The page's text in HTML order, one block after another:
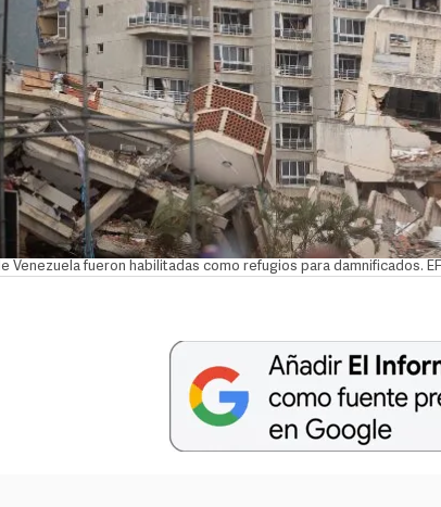
Venezuela fueron habilitadas como refugios para damnificados.